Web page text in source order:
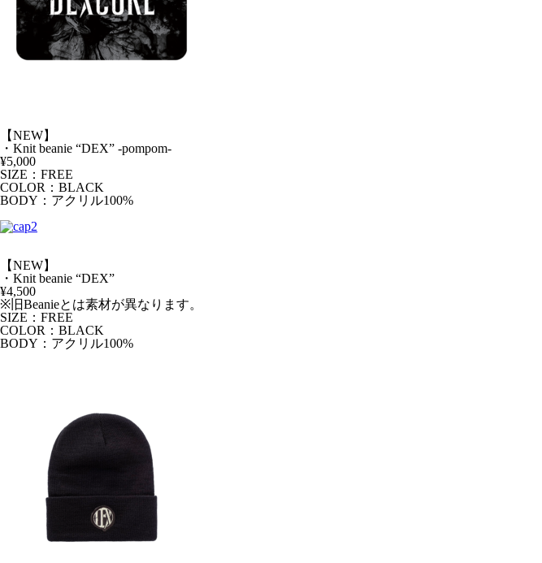
【NEW】
・Knit beanie “DEX” -pompom-
¥5,000
SIZE：FREE
COLOR：BLACK
BODY：アクリル100%
【NEW】
・Knit beanie “DEX”
¥4,500
※旧Beanieとは素材が異なります。
SIZE：FREE
COLOR：BLACK
BODY：アクリル100%